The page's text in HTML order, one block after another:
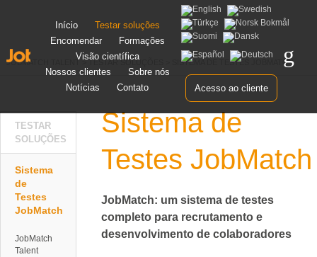
Pular
conteúdo
Início
Testar soluções
Encomendar
Formações
Visão científica
Nossos clientes
Sobre nós
Notícias
Contato Acesso ao cliente
JOBMATCH TALENT>TESTAR SOLUÇÕES SISTEMA DE TESTES JOBMATCH
Sistema de
Testes JobMatch
JobMatch: um sistema de testes
completo para recrutamento e
desenvolvimento de colaboradores
TESTAR
SOLUÇÕES
Sistema
de
Testes
JobMatch
JobMatch
Talent